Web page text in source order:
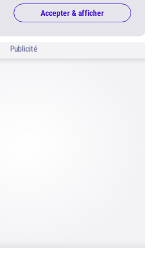
Accepter & afficher
Publicité